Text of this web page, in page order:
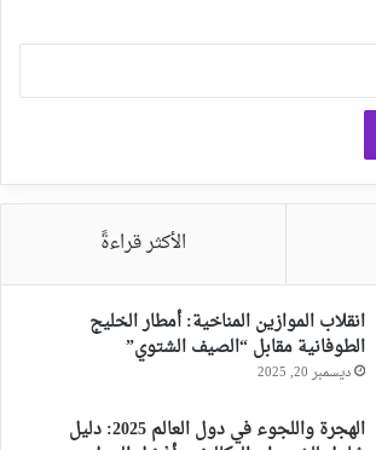
الأكثر قراءةً
انقلاب الموازين المناخية: أمطار الخليج
الطوفانية مقابل “الصيف الشتوي”
ديسمبر 20, 2025
الهجرة واللجوء في دول العالم 2025: دليل